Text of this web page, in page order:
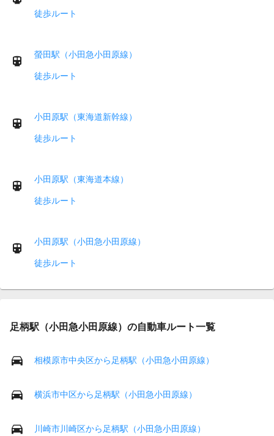
徒歩ルート
螢田駅（小田急小田原線）
徒歩ルート
小田原駅（東海道新幹線）
徒歩ルート
小田原駅（東海道本線）
徒歩ルート
小田原駅（小田急小田原線）
徒歩ルート
足柄駅（小田急小田原線）の自動車ルート一覧
相模原市中央区から足柄駅（小田急小田原線）
横浜市中区から足柄駅（小田急小田原線）
川崎市川崎区から足柄駅（小田急小田原線）